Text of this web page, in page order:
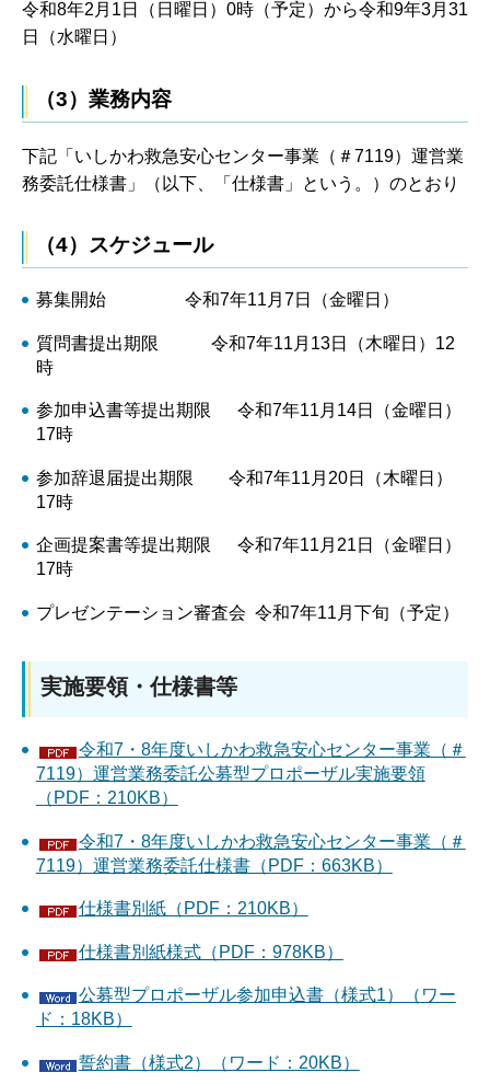
令和8年2月1日（日曜日）0時（予定）から令和9年3月31
日（水曜日）
（3）業務内容
下記「いしかわ救急安心センター事業（＃7119）運営業
務委託仕様書」（以下、「仕様書」という。）のとおり
（4）スケジュール
募集開始 令和7年11月7日（金曜日）
質問書提出期限 令和7年11月13日（木曜日）12
時
参加申込書等提出期限 令和7年11月14日（金曜日）
17時
参加辞退届提出期限 令和7年11月20日（木曜日）
17時
企画提案書等提出期限 令和7年11月21日（金曜日）
17時
プレゼンテーション審査会 令和7年11月下旬（予定）
実施要領・仕様書等
令和7・8年度いしかわ救急安心センター事業（＃
7119）運営業務委託公募型プロポーザル実施要領
（PDF：210KB）
令和7・8年度いしかわ救急安心センター事業（＃
7119）運営業務委託仕様書（PDF：663KB）
仕様書別紙（PDF：210KB）
仕様書別紙様式（PDF：978KB）
公募型プロポーザル参加申込書（様式1）（ワー
ド：18KB）
誓約書（様式2）（ワード：20KB）